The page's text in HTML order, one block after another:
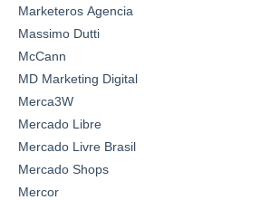
Marketeros Agencia
Massimo Dutti
McCann
MD Marketing Digital
Merca3W
Mercado Libre
Mercado Livre Brasil
Mercado Shops
Mercor